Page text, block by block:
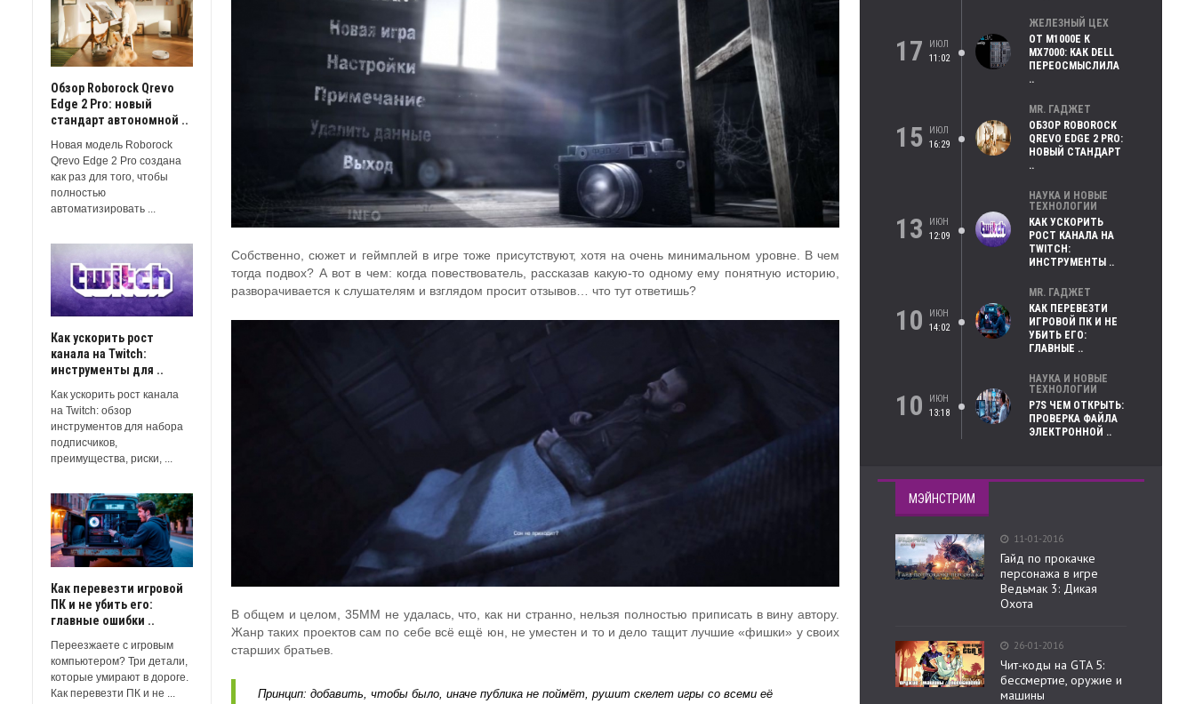
Обзор Roborock Qrevo
Edge 2 Pro: новый
стандарт автономной ..
Новая модель Roborock
Qrevo Edge 2 Pro создана
как раз для того, чтобы
полностью
автоматизировать ...
Как ускорить рост
канала на Twitch:
инструменты для ..
Как ускорить рост канала
на Twitch: обзор
инструментов для набора
подписчиков,
преимущества, риски, ...
Как перевезти игровой
ПК и не убить его:
главные ошибки ..
Переезжаете с игровым
компьютером? Три детали,
которые умирают в дороге.
Как перевезти ПК и не ...
Собственно, сюжет и геймплей в игре тоже присутствуют, хотя на очень минимальном уровне. В чем
тогда подвох? А вот в чем: когда повествователь, рассказав какую-то одному ему понятную историю,
разворачивается к слушателям и взглядом просит отзывов… что тут ответишь?
В общем и целом, 35ММ не удалась, что, как ни странно, нельзя полностью приписать в вину автору.
Жанр таких проектов сам по себе всё ещё юн, не уместен и то и дело тащит лучшие «фишки» у своих
старших братьев.
Принцип: добавить, чтобы было, иначе публика не поймёт, рушит скелет игры со всеми её
17
ИЮЛ
11:02
ЖЕЛЕЗНЫЙ ЦЕХ
ОТ M1000E К
MX7000: КАК DELL
ПЕРЕОСМЫСЛИЛА
..
15
ИЮЛ
16:29
MR. ГАДЖЕТ
ОБЗОР ROBOROCK
QREVO EDGE 2 PRO:
НОВЫЙ СТАНДАРТ
..
13
ИЮН
12:09
НАУКА И НОВЫЕ
ТЕХНОЛОГИИ
КАК УСКОРИТЬ
РОСТ КАНАЛА НА
TWITCH:
ИНСТРУМЕНТЫ ..
10
ИЮН
14:02
MR. ГАДЖЕТ
КАК ПЕРЕВЕЗТИ
ИГРОВОЙ ПК И НЕ
УБИТЬ ЕГО:
ГЛАВНЫЕ ..
10
ИЮН
13:18
НАУКА И НОВЫЕ
ТЕХНОЛОГИИ
P7S ЧЕМ ОТКРЫТЬ:
ПРОВЕРКА ФАЙЛА
ЭЛЕКТРОННОЙ ..
МЭЙНСТРИМ
11-01-2016
Гайд по прокачке
персонажа в игре
Ведьмак 3: Дикая
Охота
26-01-2016
Чит-коды на GTA 5:
бессмертие, оружие и
машины